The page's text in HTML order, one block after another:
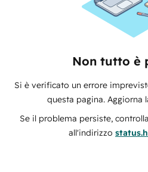
Non tutto è
Si è verificato un errore
questa pagina. Aggiorna
Se il problema persiste,
all'indirizzo